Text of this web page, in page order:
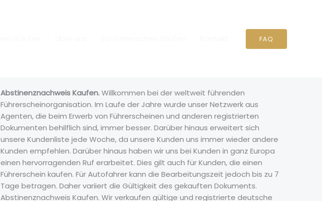
FAQ
Abstinenznachweis Kaufen.Willkommen bei der weltweit führenden
Führerscheinorganisation. Im Laufe der Jahre wurde unser Netzwerk aus
Agenten, die beim Erwerb von Führerscheinen und anderen registrierten
Dokumenten behilflich sind, immer besser. Darüber hinaus erweitert sich
unsere Kundenliste jede Woche, da unsere Kunden uns immer wieder andere
Kunden empfehlen. Darüber hinaus haben wir uns bei Kunden in ganz Europa
einen hervorragenden Ruf erarbeitet. Dies gilt auch für Kunden, die einen
Führerschein kaufen. Für Autofahrer kann die Bearbeitungszeit jedoch bis zu 7
Tage betragen. Daher variiert die Gültigkeit des gekauften Dokuments.
Abstinenznachweis Kaufen. Wir verkaufen gültige und registrierte deutsche